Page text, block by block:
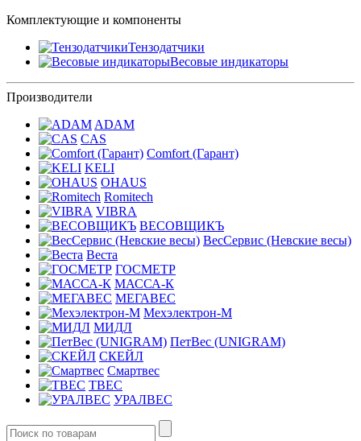
Комплектующие и компоненты
Тензодатчики
Весовые индикаторы
Производители
ADAM
CAS
Comfort (Гарант)
KELI
OHAUS
Romitech
VIBRA
ВЕСОВЩИКЪ
ВесСервис (Невские весы)
Веста
ГОСМЕТР
МАССА-К
МЕГАВЕС
Мехэлектрон-М
МИДЛ
ПетВес (UNIGRAM)
СКЕЙЛ
Смартвес
ТВЕС
УРАЛВЕС